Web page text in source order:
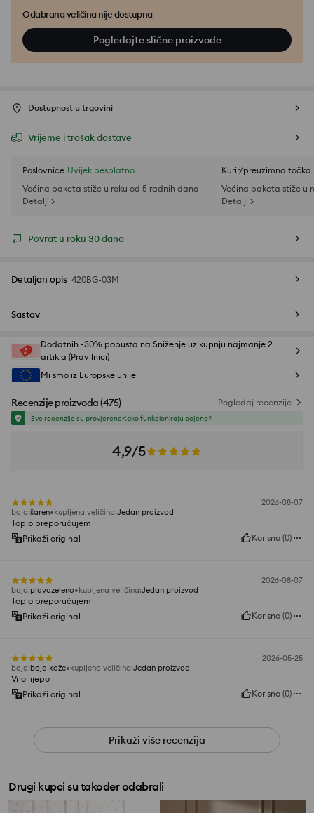
Odabrana veličina nije dostupna
Pogledajte slične proizvode
Dostupnost u trgovini
Vrijeme i trošak dostave
Poslovnice Uvijek besplatno
Većina paketa stiže u roku od 5 radnih dana
Detalji >
Kurir/preuzimna točka
Većina paketa stiže u
Detalji >
Povrat u roku 30 dana
Detaljan opis 420BG-03M
Sastav
Dodatnih -30% popusta na Sniženje uz kupnju najmanje 2
artikla (Pravilnici)
Mi smo iz Europske unije
Recenzije proizvoda(475) Pogledaj recenzije
Sve recenzije su provjereneKako funkcioniraju ocjene?
4,9/5
2026-08-07
boja:šaren kupljena veličina:Jedan proizvod
Toplo preporučujem
Prikaži original
Korisno (0)
2026-08-07
boja:plavozeleno kupljena veličina:Jedan proizvod
Toplo preporučujem
Prikaži original
Korisno (0)
2026-05-25
boja:boja kože kupljena veličina:Jedan proizvod
Vrlo lijepo
Prikaži original
Korisno (0)
Prikaži više recenzija
Drugi kupci su također odabrali